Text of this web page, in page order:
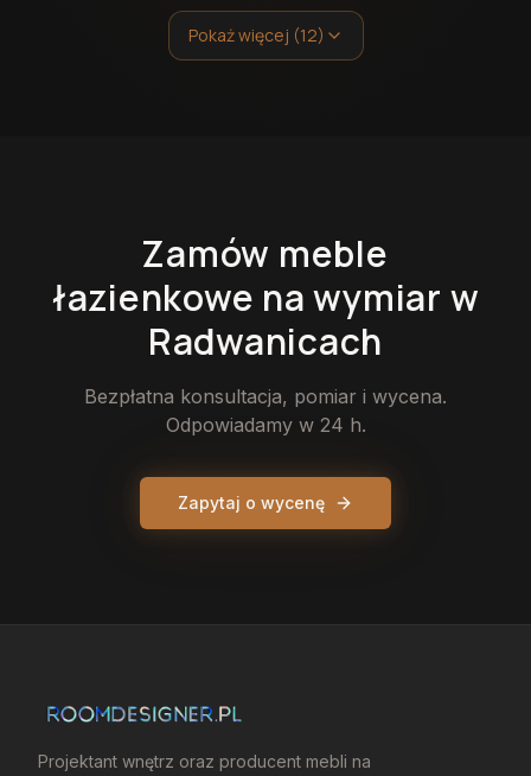
Pokaż więcej (12)
Zamów meble
łazienkowe na wymiar w
Radwanicach
Bezpłatna konsultacja, pomiar i wycena.
Odpowiadamy w 24 h.
Zapytaj o wycenę
Projektant wnętrz oraz producent mebli na